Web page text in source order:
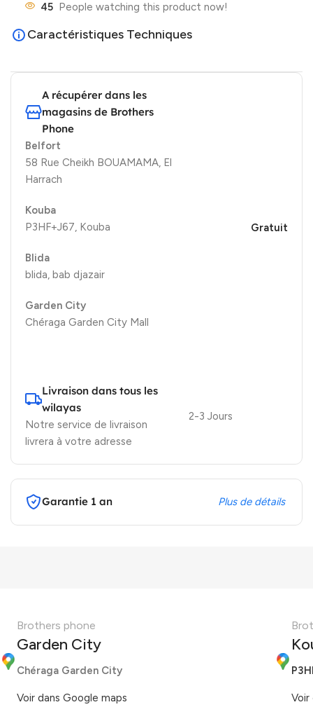
45 People watching this product now!
Caractéristiques Techniques
A récupérer dans les
magasins de Brothers
Phone
Belfort
58 Rue Cheikh BOUAMAMA, El
Harrach
Kouba
P3HF+J67, Kouba
Blida
blida, bab djazair
Garden City
Chéraga Garden City Mall
Gratuit
Livraison dans tous les
wilayas
Notre service de livraison
livrera à votre adresse
2-3 Jours
Garantie 1 an Plus de détails
Brothers phone
Garden City
Chéraga Garden City
Voir dans Google maps Voir